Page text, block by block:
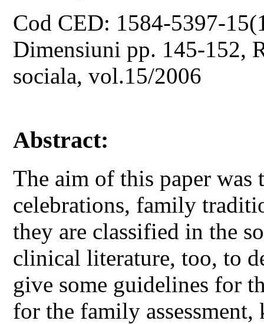
Cod CED: 1584-5397-
Dimensiuni pp. 145-152,
sociala, vol.15/2006
Abstract:
The aim of this paper
celebrations, family
they are classified in the
clinical literature, too, to
give some guidelines for
for the family